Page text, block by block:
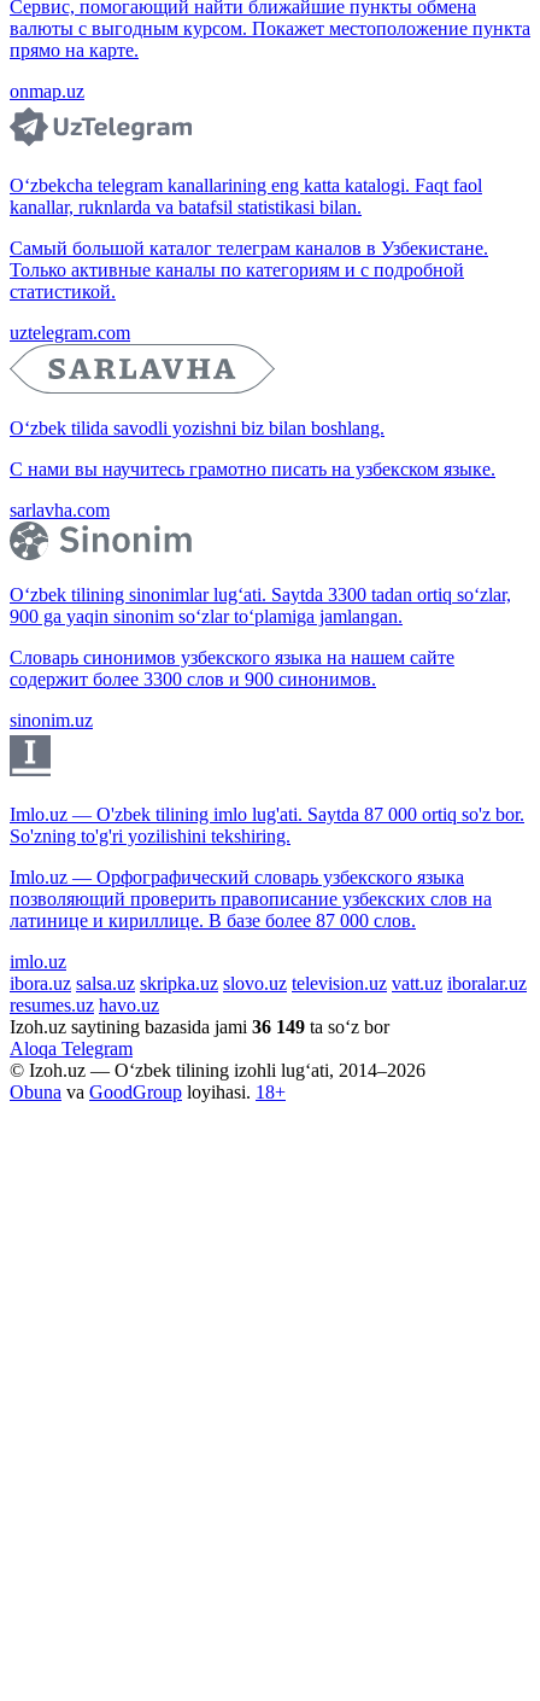
Сервис, помогающий найти ближайшие пункты обмена
валюты с выгодным курсом. Покажет местоположение пункта
прямо на карте.
onmap.uz
O‘zbekcha telegram kanallarining eng katta katalogi. Faqt faol
kanallar, ruknlarda va batafsil statistikasi bilan.
Самый большой каталог телеграм каналов в Узбекистане.
Только активные каналы по категориям и с подробной
статистикой.
uztelegram.com
O‘zbek tilida savodli yozishni biz bilan boshlang.
С нами вы научитесь грамотно писать на узбекском языке.
sarlavha.com
O‘zbek tilining sinonimlar lug‘ati. Saytda 3300 tadan ortiq so‘zlar,
900 ga yaqin sinonim so‘zlar to‘plamiga jamlangan.
Словарь синонимов узбекского языка на нашем сайте
содержит более 3300 слов и 900 синонимов.
sinonim.uz
Imlo.uz — O'zbek tilining imlo lug'ati. Saytda 87 000 ortiq so'z bor.
So'zning to'g'ri yozilishini tekshiring.
Imlo.uz — Орфографический словарь узбекского языка
позволяющий проверить правописание узбекских слов на
латинице и кириллице. В базе более 87 000 слов.
imlo.uz
ibora.uz salsa.uz skripka.uz slovo.uz television.uz vatt.uz iboralar.uz
resumes.uz havo.uz
Izoh.uz saytining bazasida jami 36 149 ta so‘z bor
Aloqa Telegram
© Izoh.uz — O‘zbek tilining izohli lug‘ati, 2014–2026
Obuna va GoodGroup loyihasi. 18+